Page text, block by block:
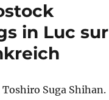
in Luc sur
Suga Shihan.